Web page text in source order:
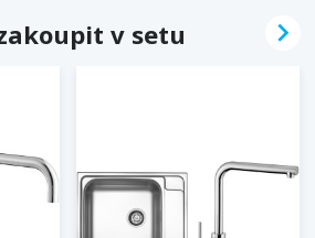
v setu 